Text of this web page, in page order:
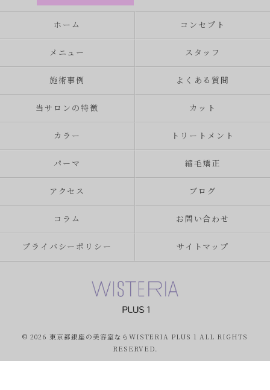
ホーム コンセプト
メニュー スタッフ
施術事例 よくある質問
当サロンの特徴 カット
カラー トリートメント
パーマ 縮毛矯正
アクセス ブログ
コラム お問い合わせ
プライバシーポリシー サイトマップ
© 2026 東京都銀座の美容室ならWISTERIA PLUS 1 ALL RIGHTS
RESERVED.